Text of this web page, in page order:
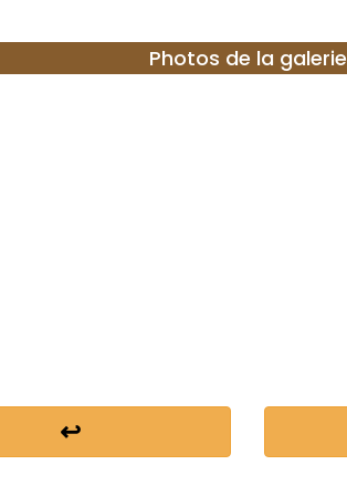
Photos de la galerie
↩